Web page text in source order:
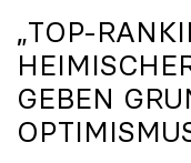
„TOP-
GEBEN